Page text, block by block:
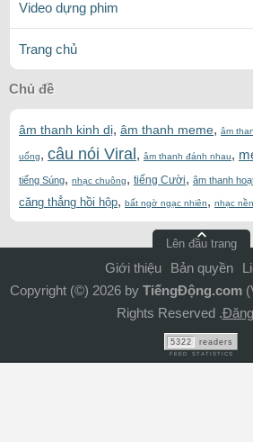
Video dựng phim
Trang chủ
Chủ đề
âm thanh kinh dị, âm thanh meme, âm
uống, câu nói Viral , âm thanh đánh nhau,
tiếng Súng, nhạc chuông, tiếng Cười, âm thanh
căng thẳng hồi hộp, bất ngờ ngạc nhiên, nhạc
Lên đầu trang
Giới thiệu Bản quyền
Copyright (©) 2026 by TiếngĐộng.com
Rights Reserved .
5322 readers
FEED STATISTICS